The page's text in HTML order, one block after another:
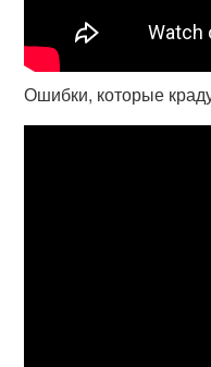
Ошибки, которые